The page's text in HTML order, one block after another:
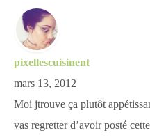
pixellescuisinent
mars 13, 2012
Moi jtrouve ça plutôt
vas regretter d’avoir posté